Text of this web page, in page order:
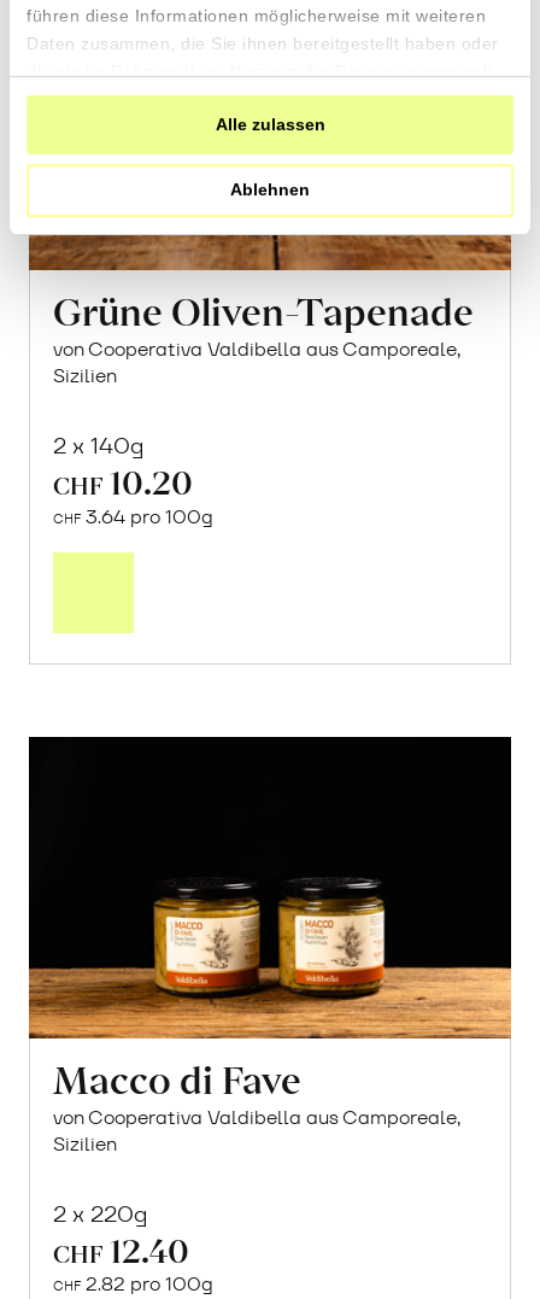
führen diese Informationen möglicherweise mit weiteren
Daten zusammen, die Sie ihnen bereitgestellt haben oder
haben.
Alle zulassen
Ablehnen
Grüne Oliven-Tapenade
von Cooperativa Valdibella aus Camporeale,
Sizilien
2 x 140g
CHF 10.20
CHF 3.64 pro 100g
Macco di Fave
von Cooperativa Valdibella aus Camporeale,
Sizilien
2 x 220g
CHF 12.40
CHF 2.82 pro 100g